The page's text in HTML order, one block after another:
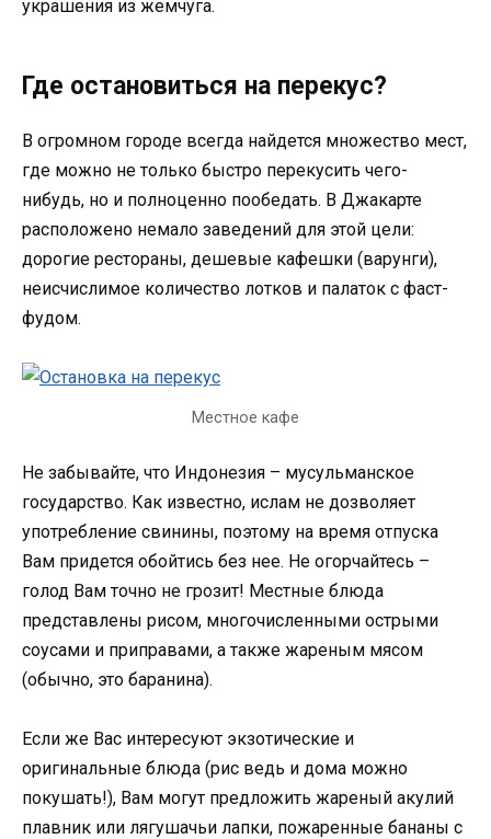
украшения из жемчуга.
Где остановиться на перекус?
В огромном городе всегда найдется множество мест,
где можно не только быстро перекусить чего-
нибудь, но и полноценно пообедать. В Джакарте
расположено немало заведений для этой цели:
дорогие рестораны, дешевые кафешки (варунги),
неисчислимое количество лотков и палаток с фаст-
фудом.
Местное кафе
Не забывайте, что Индонезия – мусульманское
государство. Как известно, ислам не дозволяет
употребление свинины, поэтому на время отпуска
Вам придется обойтись без нее. Не огорчайтесь –
голод Вам точно не грозит! Местные блюда
представлены рисом, многочисленными острыми
соусами и приправами, а также жареным мясом
(обычно, это баранина).
Если же Вас интересуют экзотические и
оригинальные блюда (рис ведь и дома можно
покушать!), Вам могут предложить жареный акулий
плавник или лягушачьи лапки, пожаренные бананы с